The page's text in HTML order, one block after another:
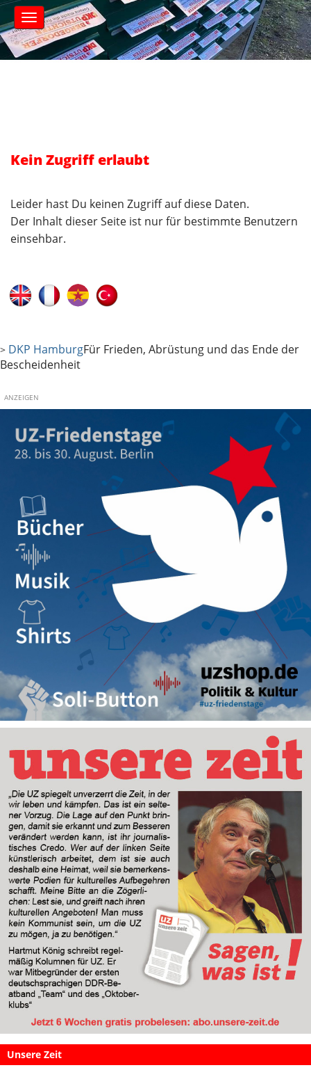
M
a
i
n
S
k
i
p
Kein Zugriff erlaubt
Leider hast Du keinen Zugriff auf diese Daten.
Der Inhalt dieser Seite ist nur für bestimmte Benutzern
einsehbar.
> DKP HamburgFür Frieden, Abrüstung und das Ende der
Bescheidenheit
ANZEIGEN
Unsere Zeit